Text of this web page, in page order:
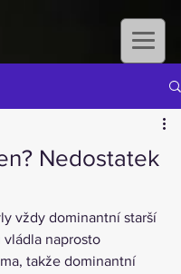
Nedostatek
vždy dominantní starší
vládla naprosto
takže dominantní